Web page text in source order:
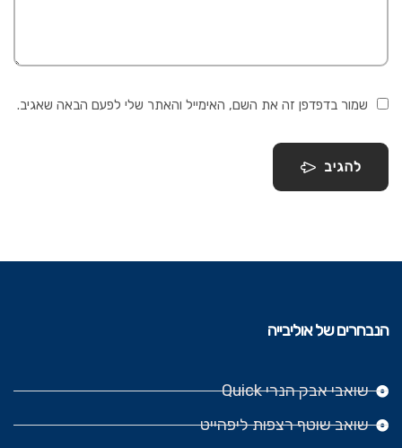
שמור בדפדפן זה את השם, האימייל והאתר שלי לפעם הבאה שאגיב.
להגיב
הנבחרים של אוליבייה
שואבי אבק הנרי Quick
שואב שוטף רצפות ליפהייט